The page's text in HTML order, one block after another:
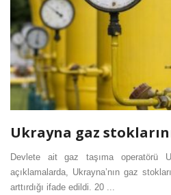
Ukrayna gaz
Devlete ait gaz taşıma operatörü
açıklamalarda, Ukrayna’nın gaz
arttırdığı ifade edildi. 20 ...